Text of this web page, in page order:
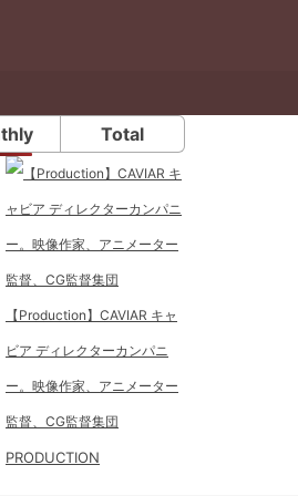
Total
【Production】CAVIAR キャ
ビア ディレクターカンパニ
ー。映像作家、アニメーター
監督、CG監督集団
PRODUCTION